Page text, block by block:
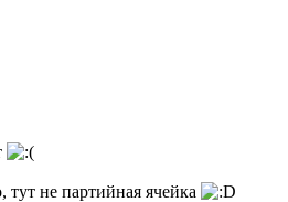
не партийная ячейка